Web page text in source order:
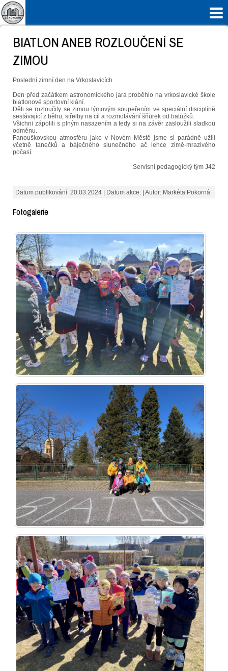
BIATLON ANEB ROZLOUČENÍ SE
ZIMOU
Poslední zimní den na Vrkoslavicích
Den před začátkem astronomického jara proběhlo na vrkoslavické škole
biatlonové sportovní klání.
Děti se rozloučily se zimou týmovým soupeřením ve speciální disciplíně
sestávající z běhu, střelby na cíl a rozmotávání šňůrek od batůžků.
Všichni zápolili s plným nasazením a tedy si na závěr zasloužili sladkou
odměnu.
Fanouškovskou atmosféru jako v Novém Městě jsme si parádně užili
včetně tanečků a báječného slunečného ač lehce zimě-mrazivého
počasí.
Servisní pedagogický tým J42
Datum publikování: 20.03.2024 | Datum akce: | Autor: Markéta Pokorná
Fotogalerie
